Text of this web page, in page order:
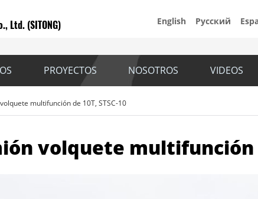
Ltd. (SITONG) English Русский
PROYECTOS NOSOTROS VIDEOS
multifunción de 10T, STSC-10
volquete multifunción